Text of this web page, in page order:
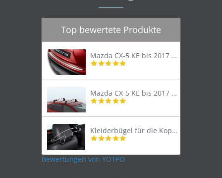
Top bewertete Produkte
Mazda CX-5 KE bis 2017 Trittschutzleiste Edelstahl original
4.8
rating
Mazda CX-5 KE bis 2017 Lastenträger Dachträger
4.9
rating
Kleiderbügel für die Kopfstütze
4.9
rating
Bewertungen von YOTPO